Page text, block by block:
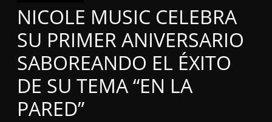
IncNICOLE MUSIC CELEBRA
SU PRIMER ANIVERSARIO
SABOREANDO EL ÉXITO
DE SU TEMA “EN LA
PARED”